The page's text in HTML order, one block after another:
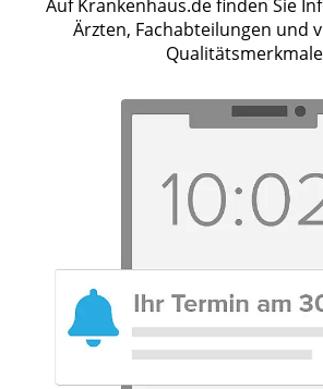
Auf Krankenhaus.de finden Sie
Ärzten, Fachabteilungen und
Qualitätsmerkmale